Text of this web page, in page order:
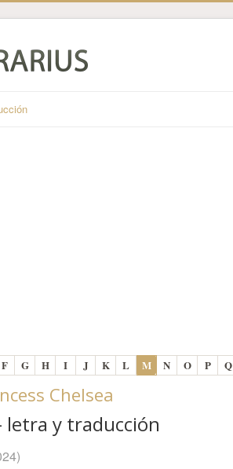
F G H I J K L M N O P Q
Chelsea
letra y traducción